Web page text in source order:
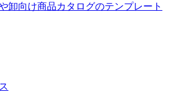
卸向け商品カタログのテンプレート